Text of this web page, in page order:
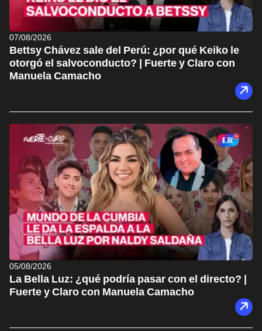
07/08/2026
Bettsy Chávez sale del Perú: ¿por qué Keiko le
otorgó el salvoconducto? | Fuerte y Claro con
Manuela Camacho
05/08/2026
La Bella Luz: ¿qué podría pasar con el directo? |
Fuerte y Claro con Manuela Camacho